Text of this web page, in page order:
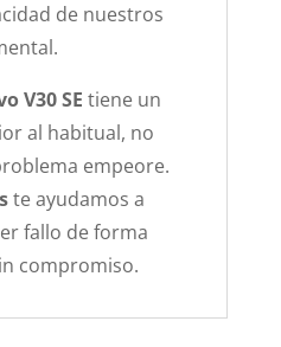
de nuestros
V30 SE tiene un
al habitual, no
empeore.
te ayudamos a
fallo de forma
compromiso.